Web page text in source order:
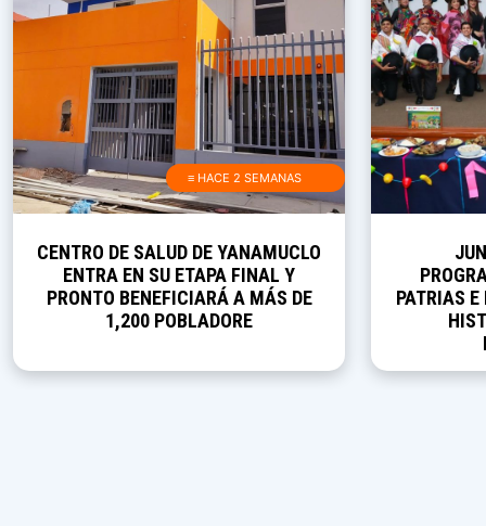
≡ HACE 2 SEMANAS
CENTRO DE SALUD DE YANAMUCLO
ENTRA EN SU ETAPA FINAL Y
PRONTO BENEFICIARÁ A MÁS DE
1,200 POBLADORE
PATRIAS